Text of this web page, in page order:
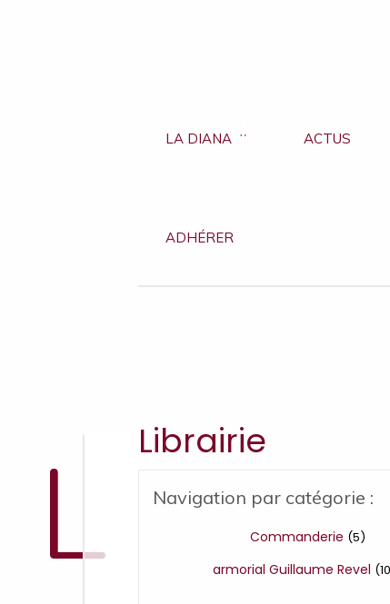
LA DIANA ACTUS
ADHÉRER
L Librairie
Navigation par catégorie :
Commanderie (5)
armorial Guillaume Revel